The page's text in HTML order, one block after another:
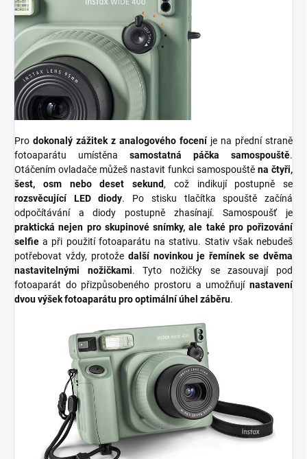
Pro dokonalý zážitek z analogového foceníje na přední straně
fotoaparátu umístěna samostatná páčka samospouště.
Otáčením ovladače můžeš nastavit funkci samospouště na čtyři,
šest, osm nebo deset sekund, což indikují postupně se
rozsvěcující LED diody. Po stisku tlačítka spouště začíná
odpočítávání a diody postupně zhasínají. Samospoušť je
praktická nejen pro skupinové snímky, ale také pro pořizování
selfie a při použití fotoaparátu na stativu. Stativ však nebudeš
potřebovat vždy, protože další novinkou je řemínek se dvěma
nastavitelnými nožičkami. Tyto nožičky se zasouvají pod
fotoaparát do přizpůsobeného prostoru a umožňují nastavení
dvou výšek fotoaparátu pro optimální úhel záběru.